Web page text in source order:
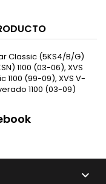
Classic (5KS4/B/G)
1100 (03-06), XVS
1100 (99-09), XVS V-
1100 (03-09)
